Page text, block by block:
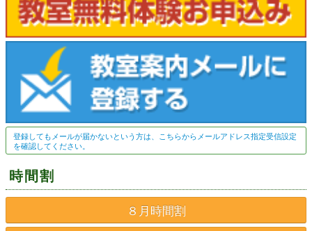
登録してもメールが届かないという方は、こちらからメールアドレス指定受信設定
を確認してください。
時間割
８月時間割